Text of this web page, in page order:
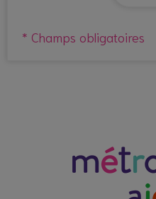
* Champs obligatoires